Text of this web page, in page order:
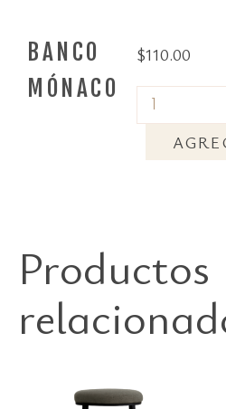
BANCO
MÓNACO
$110.00
Productos